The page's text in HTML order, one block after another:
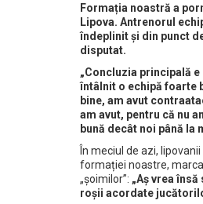
Formația noastră a
Lipova. Antrenorul
îndeplinit și din punct
disputat.
„Concluzia principală
întâlnit o echipă foarte
bine, am avut
am avut, pentru că nu
bună decât noi până la
În meciul de azi,
formației noastre,
„șoimilor”: „Aș vrea
roșii acordate